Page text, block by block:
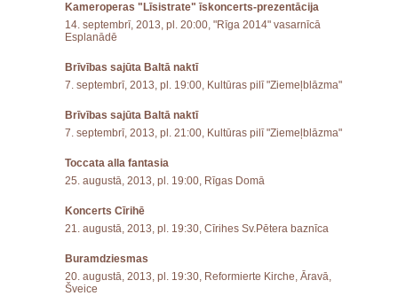
Kameroperas "Līsistrate" īskoncerts-prezentācija
14. septembrī, 2013, pl. 20:00, "Rīga 2014" vasarnīcā
Esplanādē
Brīvības sajūta Baltā naktī
7. septembrī, 2013, pl. 19:00, Kultūras pilī "Ziemeļblāzma"
Brīvības sajūta Baltā naktī
7. septembrī, 2013, pl. 21:00, Kultūras pilī "Ziemeļblāzma"
Toccata alla fantasia
25. augustā, 2013, pl. 19:00, Rīgas Domā
Koncerts Cīrihē
21. augustā, 2013, pl. 19:30, Cīrihes Sv.Pētera baznīca
Buramdziesmas
20. augustā, 2013, pl. 19:30, Reformierte Kirche, Āravā,
Šveice